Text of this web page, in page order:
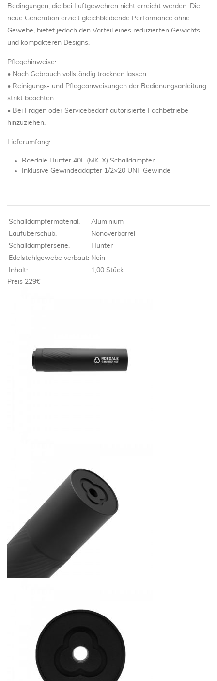
Bedingungen, die bei Luftgewehren nicht erreicht werden. Die
neue Generation erzielt gleichbleibende Performance ohne
Gewebe, bietet jedoch den Vorteil eines reduzierten Gewichts
und kompakteren Designs.
Pflegehinweise:
• Nach Gebrauch vollständig trocknen lassen.
• Reinigungs- und Pflegeanweisungen der Bedienungsanleitung
strikt beachten.
• Bei Fragen oder Servicebedarf autorisierte Fachbetriebe
hinzuziehen.
Lieferumfang:
Roedale Hunter 40F (MK-X) Schalldämpfer
Inklusive Gewindeadapter 1/2×20 UNF Gewinde
Schalldämpfermaterial:
Aluminium
Laufüberschub:
Nonoverbarrel
Schalldämpferserie:
Hunter
Edelstahlgewebe verbaut: Nein
Inhalt:
1,00 Stück
Preis 229€